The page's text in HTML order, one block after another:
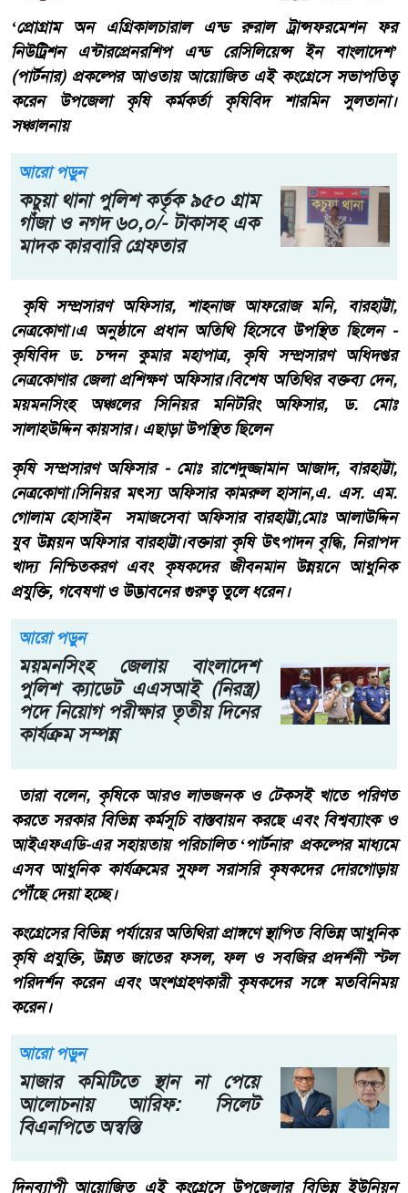
‘প্রোগ্রাম অন এগ্রিকালচারাল এন্ড রুরাল ট্রান্সফরমেশন ফর
নিউট্রিশন এন্টারপ্রেনরশিপ এন্ড রেসিলিয়েন্স ইন বাংলাদেশ’
(পার্টনার) প্রকল্পের আওতায় আয়োজিত এই কংগ্রেসে সভাপতিত্ব
করেন উপজেলা কৃষি কর্মকর্তা কৃষিবিদ শারমিন সুলতানা।
সঞ্চালনায়
আরো পড়ুন
কচুয়া থানা পুলিশ কর্তৃক ৯৫০ গ্রাম
গাঁজা ও নগদ ৬০,০/- টাকাসহ এক
মাদক কারবারি গ্রেফতার
কৃষি সম্প্রসারণ অফিসার, শাহনাজ আফরোজ মনি, বারহাট্টা,
নেত্রকোণা।এ অনুষ্ঠানে প্রধান অতিথি হিসেবে উপস্থিত ছিলেন -
কৃষিবিদ ড. চন্দন কুমার মহাপাত্র, কৃষি সম্প্রসারণ অধিদপ্তর
নেত্রকোণার জেলা প্রশিক্ষণ অফিসার।বিশেষ অতিথির বক্তব্য দেন,
ময়মনসিংহ অঞ্চলের সিনিয়র মনিটরিং অফিসার, ড. মোঃ
সালাহউদ্দিন কায়সার। এছাড়া উপস্থিত ছিলেন
কৃষি সম্প্রসারণ অফিসার - মোঃ রাশেদুজ্জামান আজাদ, বারহাট্টা,
নেত্রকোণা।সিনিয়র মৎস্য অফিসার কামরুল হাসান,এ. এস. এম.
গোলাম হোসাইন সমাজসেবা অফিসার বারহাট্টা,মোঃ আলাউদ্দিন
যুব উন্নয়ন অফিসার বারহাট্টা।বক্তারা কৃষি উৎপাদন বৃদ্ধি, নিরাপদ
খাদ্য নিশ্চিতকরণ এবং কৃষকদের জীবনমান উন্নয়নে আধুনিক
প্রযুক্তি, গবেষণা ও উদ্ভাবনের গুরুত্ব তুলে ধরেন।
আরো পড়ুন
ময়মনসিংহ জেলায় বাংলাদেশ
পুলিশ ক্যাডেট এএসআই (নিরস্ত্র)
পদে নিয়োগ পরীক্ষার তৃতীয় দিনের
কার্যক্রম সম্পন্ন
তারা বলেন, কৃষিকে আরও লাভজনক ও টেকসই খাতে পরিণত
করতে সরকার বিভিন্ন কর্মসূচি বাস্তবায়ন করছে এবং বিশ্বব্যাংক ও
আইএফএডি-এর সহায়তায় পরিচালিত ‘পার্টনার’ প্রকল্পের মাধ্যমে
এসব আধুনিক কার্যক্রমের সুফল সরাসরি কৃষকদের দোরগোড়ায়
পৌঁছে দেয়া হচ্ছে।
কংগ্রেসের বিভিন্ন পর্যায়ের অতিথিরা প্রাঙ্গণে স্থাপিত বিভিন্ন আধুনিক
কৃষি প্রযুক্তি, উন্নত জাতের ফসল, ফল ও সবজির প্রদর্শনী স্টল
পরিদর্শন করেন এবং অংশগ্রহণকারী কৃষকদের সঙ্গে মতবিনিময়
করেন।
আরো পড়ুন
মাজার কমিটিতে স্থান না পেয়ে
আলোচনায় আরিফ: সিলেট
বিএনপিতে অস্বস্তি
দিনব্যাপী আয়োজিত এই কংগ্রেসে উপজেলার বিভিন্ন ইউনিয়ন